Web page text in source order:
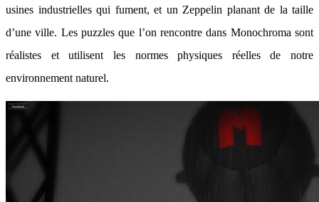
usines industrielles qui fument, et un Zeppelin planant de la taille
d’une ville. Les puzzles que l’on rencontre dans Monochroma sont
réalistes et utilisent les normes physiques réelles de notre
environnement naturel.